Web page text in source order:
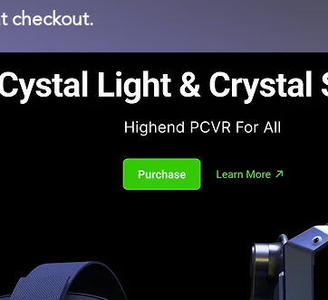
checkout.